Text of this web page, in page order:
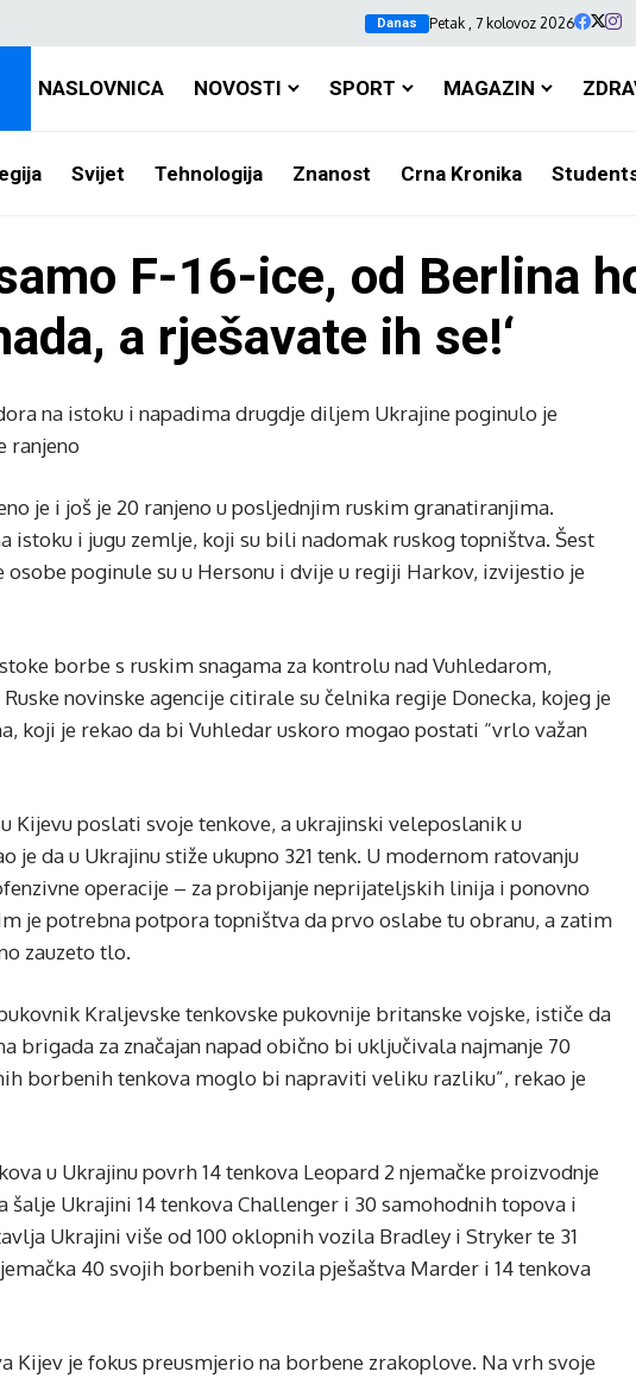
Danas Petak , 7 kolovoz 2026
NASLOVNICA NOVOSTI SPORT MAGAZIN
Svijet Tehnologija Znanost Crna Kronika
F-16-ice, od Berlina
a rješavate ih se!‘
na istoku i napadima drugdje diljem Ukrajine poginulo je
ranjeno
je i još je 20 ranjeno u posljednjim ruskim granatiranjima.
istoku i jugu zemlje, koji su bili nadomak ruskog topništva. Šest
poginule su u Hersonu i dvije u regiji Harkov, izvijestio je
borbe s ruskim snagama za kontrolu nad Vuhledarom,
novinske agencije citirale su čelnika regije Donecka, kojeg je
koji je rekao da bi Vuhledar uskoro mogao postati “vrlo važan
Kijevu poslati svoje tenkove, a ukrajinski veleposlanik u
je da u Ukrajinu stiže ukupno 321 tenk. U modernom ratovanju
operacije – za probijanje neprijateljskih linija i ponovno
je potrebna potpora topništva da prvo oslabe tu obranu, a zatim
zauzeto tlo.
Kraljevske tenkovske pukovnije britanske vojske, ističe da
brigada za značajan napad obično bi uključivala najmanje 70
borbenih tenkova moglo bi napraviti veliku razliku”, rekao je
u Ukrajinu povrh 14 tenkova Leopard 2 njemačke proizvodnje
šalje Ukrajini 14 tenkova Challenger i 30 samohodnih topova i
Ukrajini više od 100 oklopnih vozila Bradley i Stryker te 31
40 svojih borbenih vozila pješaštva Marder i 14 tenkova
Kijev je fokus preusmjerio na borbene zrakoplove. Na vrh svoje